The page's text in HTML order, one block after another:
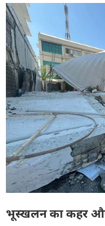
भूस्खलन का कहर